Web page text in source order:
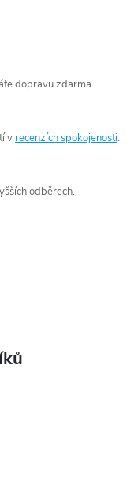
dopravu zdarma.
v recenzích spokojenosti.
odběrech.